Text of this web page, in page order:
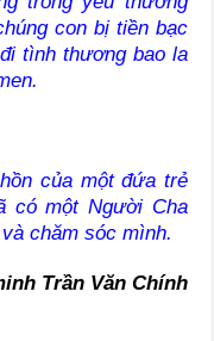
con bị tiền bạc
tình thương bao la
của một đứa trẻ
có một Người Cha
chăm sóc mình.
Trần Văn Chính